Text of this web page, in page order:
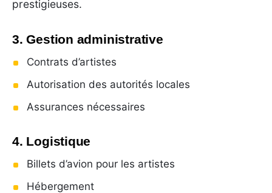
prestigieuses.
3. Gestion administrative
Contrats d’artistes
Autorisation des autorités locales
Assurances nécessaires
4. Logistique
Billets d’avion pour les artistes
Hébergement